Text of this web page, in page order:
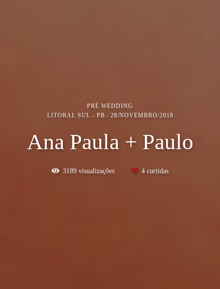
PRÉ WEDDING
LITORAL SUL - PB
28/NOVEMBRO/2018
Ana Paula + Paulo
3189 visualizações 4 curtidas